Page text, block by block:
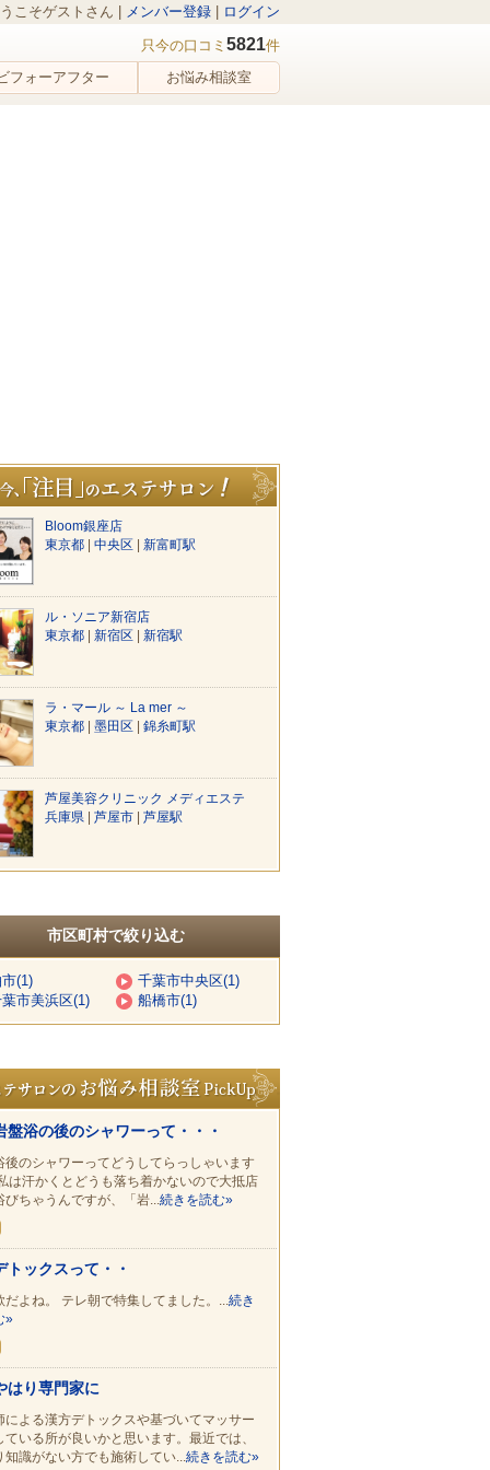
こそゲストさん | メンバー登録 ログイン
只今の口コミ 5821件
フォーアフター お悩み相談室
Bloom銀座店
東京都
中央区 新富町駅
ル・ソニア新宿店
東京都
新宿区 新宿駅
ラ・マール ～ La mer ～
東京都
墨田区 錦糸町駅
芦屋美容クリニック メディエステ
兵庫県
芦屋市 芦屋駅
市区町村で絞り込む
(1)
千葉市中央区(1)
市美浜区(1)
船橋市(1)
盤浴の後のシャワーって・・・
後のシャワーってどうしてらっしゃいます
は汗かくとどうも落ち着かないので大抵店
びちゃうんですが、「岩...続きを読む»
トックスって・・
よね。 テレ朝で特集してました。...続き
»
はり専門家に
による漢方デトックスや基づいてマッサー
ている所が良いかと思います。最近では、
知識がない方でも施術してい...続きを読む»